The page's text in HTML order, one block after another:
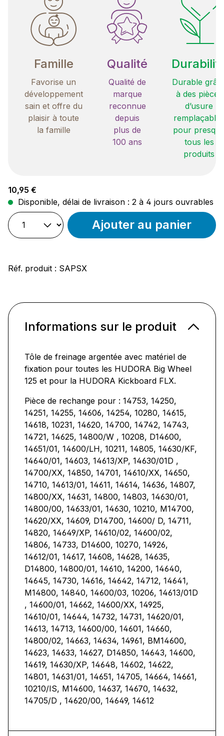
Famille
Favorise un
développement
sain et offre du
plaisir à toute
la famille
Qualité
Qualité de
marque
reconnue
depuis
plus de
100 ans
Durable
à des pièces
d’usure
remplaçables
pour
tous les
produits
Prix régulier :
10,95 €
Disponible, délai de livraison : 2 à 4 jours ouvrables
Ajouter au panier
Réf. produit : SAPSX
Informations sur le produit
Tôle de freinage argentée avec matériel de
fixation pour toutes les HUDORA Big Wheel
125 et pour la HUDORA Kickboard FLX.
Pièce de rechange pour : 14753, 14250,
14251, 14255, 14606, 14254, 10280, 14615,
14618, 10231, 14620, 14700, 14742, 14743,
14721, 14625, 14800/W , 10208, D14600,
14651/01, 14600/LH, 10211, 14805, 14630/KF,
14640/01, 14603, 14613/XP, 14630/01D ,
14700/XX, 14850, 14701, 14610/XX, 14650,
14710, 14613/01, 14611, 14614, 14636, 14807,
14800/XX, 14631, 14800, 14803, 14630/01,
14800/00, 14633/01, 14630, 10210, M14700,
14620/XX, 14609, D14700, 14600/ D, 14711,
14820, 14649/XP, 14610/02, 14600/02,
14806, 14733, D14600, 10270, 14926,
14612/01, 14617, 14608, 14628, 14635,
D14800, 14800/01, 14610, 14200, 14640,
14645, 14730, 14616, 14642, 14712, 14641,
M14800, 14840, 14600/03, 10206, 14613/01D
, 14600/01, 14662, 14600/XX, 14925,
14610/01, 14644, 14732, 14731, 14620/01,
14613, 14713, 14600/00, 14601, 14660,
14800/02, 14663, 14634, 14961, BM14600,
14623, 14633, 14627, D14850, 14643, 14600,
14619, 14630/XP, 14648, 14602, 14622,
14801, 14631/01, 14651, 14705, 14664, 14661,
10210/IS, M14600, 14637, 14670, 14632,
14705/D , 14620/00, 14649, 14612